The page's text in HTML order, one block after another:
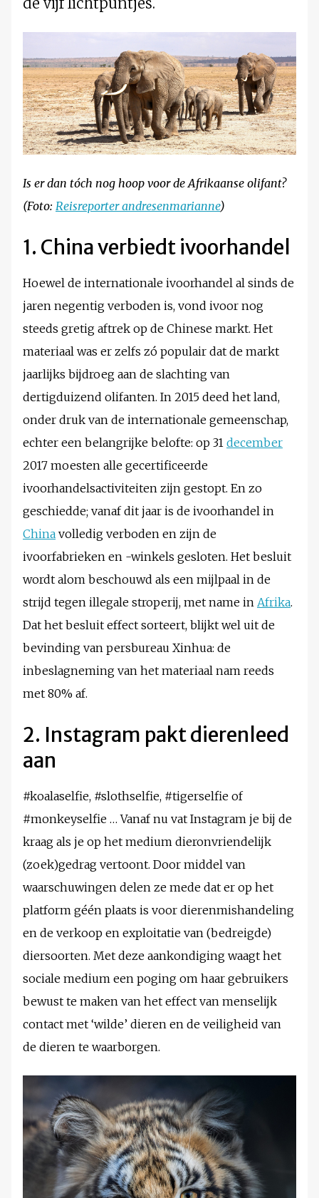
Is er dan tóch nog hoop voor de Afrikaanse olifant?
(Foto: Reisreporter andresenmarianne)
1. China verbiedt ivoorhandel
Hoewel de internationale ivoorhandel al sinds de
jaren negentig verboden is, vond ivoor nog
steeds gretig aftrek op de Chinese markt. Het
materiaal was er zelfs zó populair dat de markt
jaarlijks bijdroeg aan de slachting van
dertigduizend olifanten. In 2015 deed het land,
onder druk van de internationale gemeenschap,
echter een belangrijke belofte: op 31 december
2017 moesten alle gecertificeerde
ivoorhandelsactiviteiten zijn gestopt. En zo
geschiedde; vanaf dit jaar is de ivoorhandel in
China volledig verboden en zijn de
ivoorfabrieken en -winkels gesloten. Het besluit
wordt alom beschouwd als een mijlpaal in de
strijd tegen illegale stroperij, met name in Afrika.
Dat het besluit effect sorteert, blijkt wel uit de
bevinding van persbureau Xinhua: de
inbeslagneming van het materiaal nam reeds
met 80% af.
2. Instagram pakt dierenleed
aan
#koalaselfie, #slothselfie, #tigerselfie of
#monkeyselfie … Vanaf nu vat Instagram je bij de
kraag als je op het medium dieronvriendelijk
(zoek)gedrag vertoont. Door middel van
waarschuwingen delen ze mede dat er op het
platform géén plaats is voor dierenmishandeling
en de verkoop en exploitatie van (bedreigde)
diersoorten. Met deze aankondiging waagt het
sociale medium een poging om haar gebruikers
bewust te maken van het effect van menselijk
contact met ‘wilde’ dieren en de veiligheid van
de dieren te waarborgen.